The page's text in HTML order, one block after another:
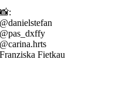
📸:
@danielstefan
@pas_dxffy
@carina.hrts
Franziska Fietkau